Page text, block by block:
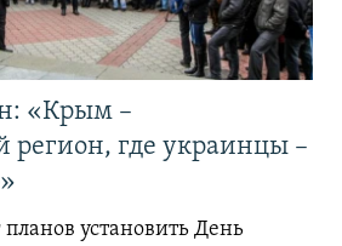
«Крым –
регион, где украинцы –
установить День